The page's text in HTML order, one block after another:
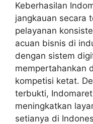
Keberhasilan
jangkauan secara
pelayanan
acuan bisnis di
dengan sistem
mempertahankan
kompetisi ketat.
terbukti,
meningkatkan
setianya di